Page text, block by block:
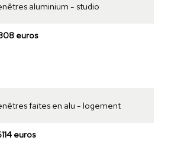
aluminium - studio
euros
faites en alu - logement
euros